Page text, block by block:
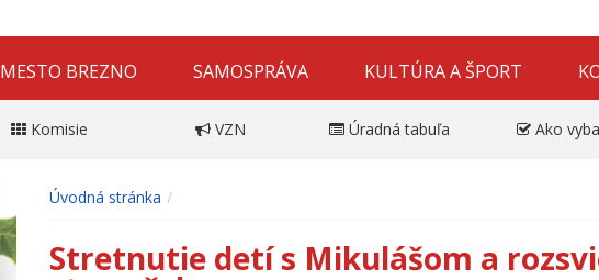
MESTO BREZNO SAMOSPRÁVA KULTÚRA A ŠPORT
Komisie VZN Úradná tabuľa Ako
Úvodná stránka
Stretnutie detí s Mikulášom a